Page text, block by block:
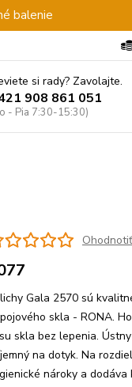
balenie
si rady? Zavolajte.
908 861 051
- Pia 7:30-15:30)
Gala 2570 sú
skla - RONA.
skla bez lepenia.
na dotyk. Na
nároky a